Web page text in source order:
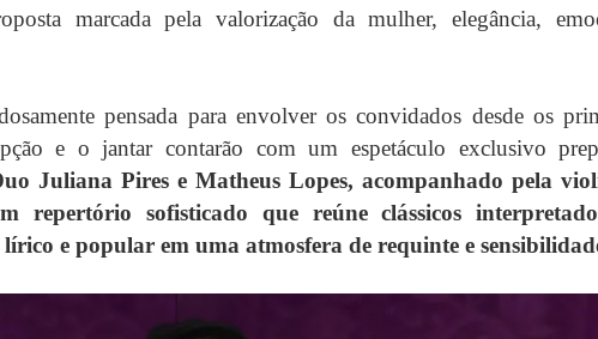
marcada pela valorização da mulher, elegância,
pensada para envolver os convidados desde os
e o jantar contarão com um espetáculo exclusivo
Juliana Pires e Matheus Lopes, acompanhado pela
repertório sofisticado que reúne clássicos
e popular em uma atmosfera de requinte e